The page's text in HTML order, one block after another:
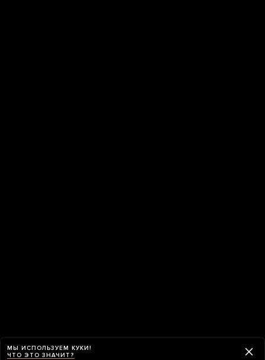
МЫ ИСПОЛЬЗУЕМ КУКИ!
ЧТО ЭТО ЗНАЧИТ?